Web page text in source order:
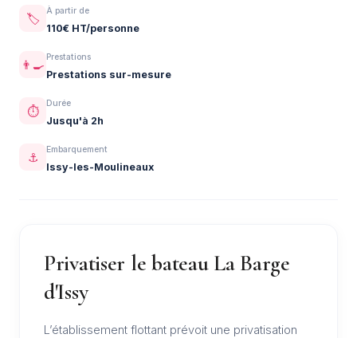
🏷️ À partir de
110€ HT/personne
👨‍🍳 Prestations
Prestations sur-mesure
⏱️ Durée
Jusqu'à 2h
⚓ Embarquement
Issy-les-Moulineaux
Privatiser le bateau La Barge
d'Issy
L’établissement flottant prévoit une privatisation